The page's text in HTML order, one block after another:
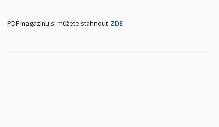
PDF magazínu si můžete stáhnout ZDE